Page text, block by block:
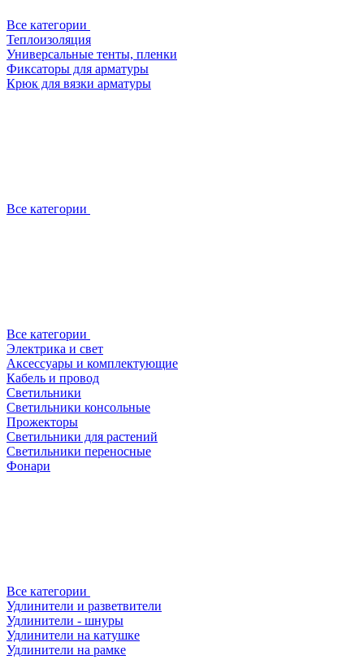
Все категории
Теплоизоляция
Универсальные тенты, пленки
Фиксаторы для арматуры
Крюк для вязки арматуры
Все категории
Все категории
Электрика и свет
Аксессуары и комплектующие
Кабель и провод
Светильники
Светильники консольные
Прожекторы
Светильники для растений
Светильники переносные
Фонари
Все категории
Удлинители и разветвители
Удлинители - шнуры
Удлинители на катушке
Удлинители на рамке